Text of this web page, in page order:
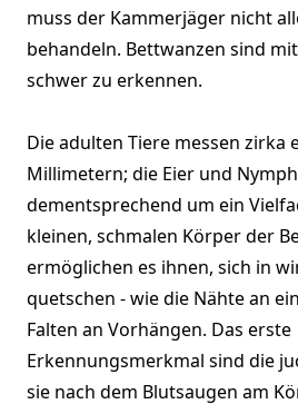
muss der Kammerjäger nicht
behandeln. Bettwanzen sind
schwer zu erkennen.
Die adulten Tiere messen zirka
Millimetern; die Eier und
dementsprechend um ein
kleinen, schmalen Körper der
ermöglichen es ihnen, sich in
quetschen - wie die Nähte an
Falten an Vorhängen. Das erste
Erkennungsmerkmal sind die
sie nach dem Blutsaugen am